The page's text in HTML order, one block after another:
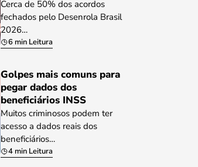
Cerca de 50% dos acordos
fechados pelo Desenrola Brasil
2026…
6 min Leitura
Golpes mais comuns para
pegar dados dos
beneficiários INSS
Muitos criminosos podem ter
acesso a dados reais dos
beneficiários…
4 min Leitura